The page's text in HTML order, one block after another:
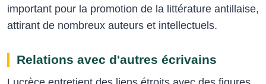
important pour la promotion de la littérature antillaise,
attirant de nombreux auteurs et intellectuels.
Relations avec d'autres écrivains